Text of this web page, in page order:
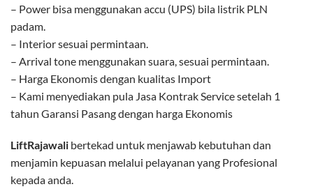
– Power bisa menggunakan accu (UPS) bila listrik PLN
padam.
– Interior sesuai permintaan.
– Arrival tone menggunakan suara, sesuai permintaan.
– Harga Ekonomis dengan kualitas Import
– Kami menyediakan pula Jasa Kontrak Service setelah 1
tahun Garansi Pasang dengan harga Ekonomis
LiftRajawali bertekad untuk menjawab kebutuhan dan
menjamin kepuasan melalui pelayanan yang Profesional
kepada anda.